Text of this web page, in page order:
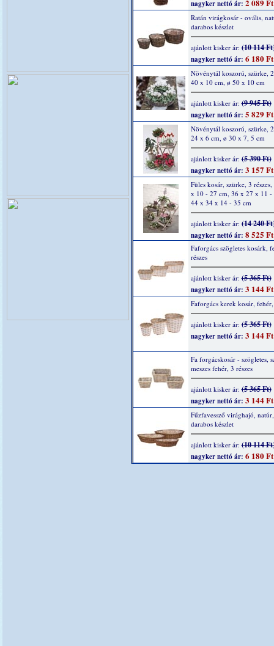
nagyker nettó ár: 2 089 Ft
Ratán virágkosár - ovális,
darabos készlet
ajánlott kisker ár:(10 114
nagyker nettó ár: 6 180 Ft
Növénytál koszorú, szürke, 2
40 x 10 cm, ø 50 x 10 cm
ajánlott kisker ár:(9 945 Ft)
nagyker nettó ár: 5 829 Ft
Növénytál koszorú, szürke, 2
24 x 6 cm, ø 30 x 7, 5 cm
ajánlott kisker ár:(5 390 Ft)
nagyker nettó ár: 3 157 Ft
Füles kosár, szürke, 3
x 10 - 27 cm, 36 x 27 x 11 -
44 x 34 x 14 - 35 cm
ajánlott kisker ár:(14 240
nagyker nettó ár: 8 525 Ft
Faforgács szögletes kosárk,
részes
ajánlott kisker ár:(5 365 Ft)
nagyker nettó ár: 3 144 Ft
Faforgács kerek kosár, fehér,
ajánlott kisker ár:(5 365 Ft)
nagyker nettó ár: 3 144 Ft
Fa forgácskosár - szögletes,
meszes fehér, 3 részes
ajánlott kisker ár:(5 365 Ft)
nagyker nettó ár: 3 144 Ft
Fűzfavessző virághajó,
darabos készlet
ajánlott kisker ár:(10 114
nagyker nettó ár: 6 180 Ft